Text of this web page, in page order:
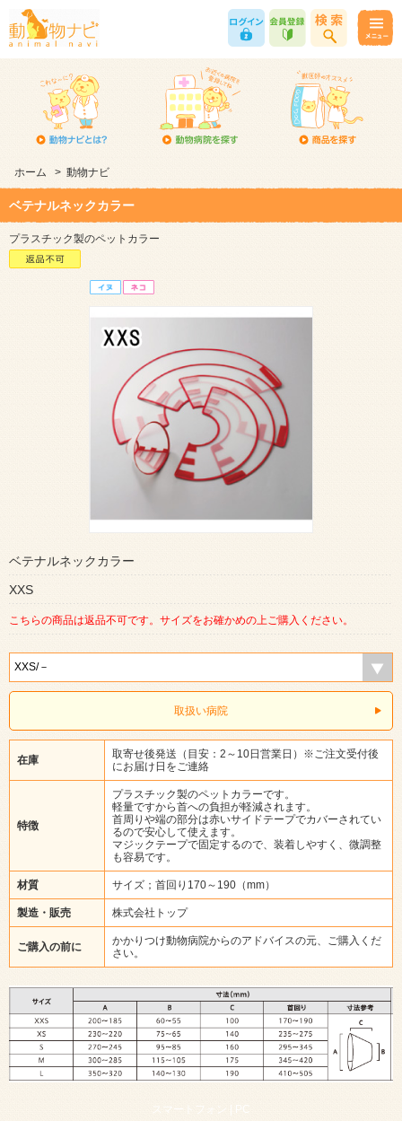
ホーム > 動物ナビ
ベテナルネックカラー
プラスチック製のペットカラー
ベテナルネックカラー
XXS
こちらの商品は返品不可です。サイズをお確かめの上ご購入ください。
取扱い病院
在庫
取寄せ後発送（目安：2～10日営業日）※ご注文受付後
にお届け日をご連絡
特徴
プラスチック製のペットカラーです。
軽量ですから首への負担が軽減されます。
首周りや端の部分は赤いサイドテープでカバーされてい
るので安心して使えます。
マジックテープで固定するので、装着しやすく、微調整
も容易です。
材質 サイズ；首回り170～190（mm）
製造・販売 株式会社トップ
ご購入の前に
かかりつけ動物病院からのアドバイスの元、ご購入くだ
さい。
スマートフォン | PC